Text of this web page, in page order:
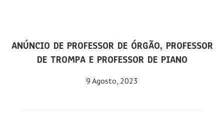
ANÚNCIO DE PROFESSOR DE ÓRGÃO, PROFESSOR
DE TROMPA E PROFESSOR DE PIANO
9 Agosto, 2023